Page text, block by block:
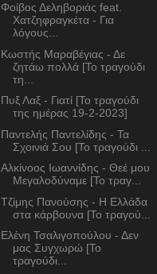
Φοίβος Δεληβοριάς feat.
Χατζηφραγκέτα - Για
λόγους...
Κωστής Μαραβέγιας - Δε
ζητάω πολλά [Το τραγούδι
τη...
Πυξ Λαξ - Γιατί [Το τραγούδι
της ημέρας 19-2-2023]
Παντελής Παντελίδης - Τα
Σχοινιά Σου [Το τραγούδι ...
Αλκίνοος Ιωαννίδης - Θεέ μου
Μεγαλοδύναμε [Το τραγ...
Τζίμης Πανούσης - Η Ελλάδα
στα κάρβουνα [Το τραγού...
Ελένη Τσαλιγοπούλου - Δεν
μας Συγχωρώ [Το
τραγούδι...